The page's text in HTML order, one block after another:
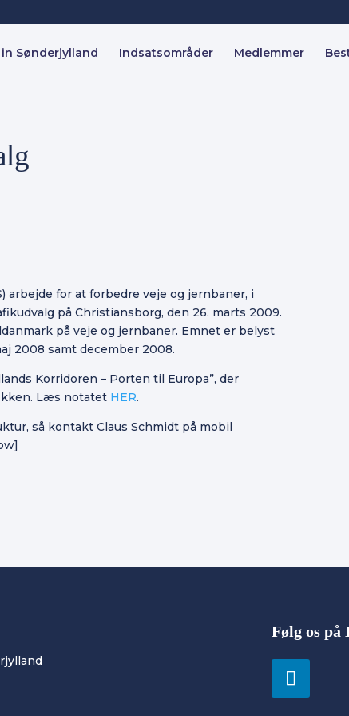
Sønderjylland Indsatsområder Medlemmer
arbejde for at forbedre veje og jernbaner, i
på Christiansborg, den 26. marts 2009.
på veje og jernbaner. Emnet er belyst
2008 samt december 2008.
Korridoren – Porten til Europa”, der
Læs notatet HER.
så kontakt Claus Schmidt på mobil
Følg os på